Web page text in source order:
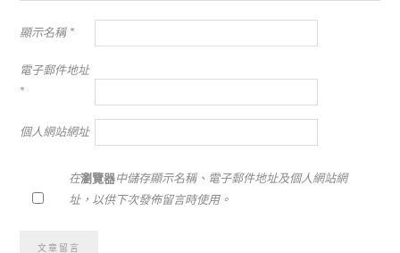
顯示名稱 *
電子郵件地址
*
個人網站網址
在瀏覽器中儲存顯示名稱、電子郵件地址及個人網站網
址，以供下次發佈留言時使用。